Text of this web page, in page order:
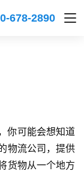
678-2890
你可能会想知道
物流公司，提供
货物从一个地方